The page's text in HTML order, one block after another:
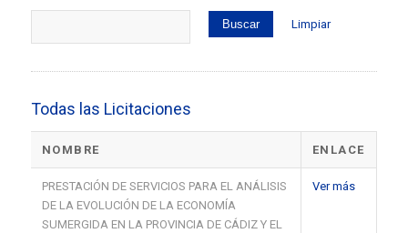
Limpiar
Todas las Licitaciones
NOMBRE ENLACE
PRESTACIÓN DE SERVICIOS PARA EL ANÁLISIS
DE LA EVOLUCIÓN DE LA ECONOMÍA
SUMERGIDA EN LA PROVINCIA DE CÁDIZ Y EL
Ver más